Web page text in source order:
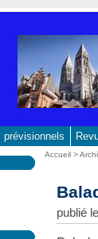
prévisionnels
Vous
Accueil >
publié